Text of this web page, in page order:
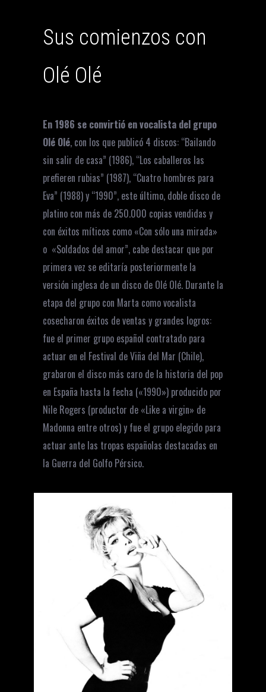
Sus comienzos con
Olé Olé
En 1986 se convirtió en vocalista del grupo
Olé Olé, con los que publicó 4 discos: “Bailando
sin salir de casa” (1986), “Los caballeros las
prefieren rubias” (1987), “Cuatro hombres para
Eva” (1988) y “1990”, este último, doble disco de
platino con más de 250.000 copias vendidas y
con éxitos míticos como «Con sólo una mirada»
o «Soldados del amor”, cabe destacar que por
primera vez se editaría posteriormente la
versión inglesa de un disco de Olé Olé. Durante la
etapa del grupo con Marta como vocalista
cosecharon éxitos de ventas y grandes logros:
fue el primer grupo español contratado para
actuar en el Festival de Viña del Mar (Chile),
grabaron el disco más caro de la historia del pop
en España hasta la fecha («1990») producido por
Nile Rogers (productor de «Like a virgin» de
Madonna entre otros) y fue el grupo elegido para
actuar ante las tropas españolas destacadas en
la Guerra del Golfo Pérsico.